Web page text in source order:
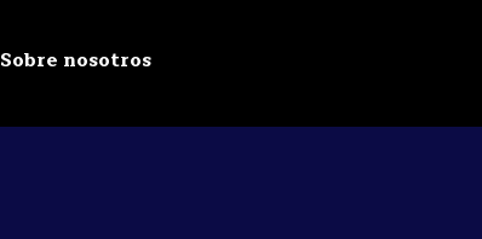
Sobre nosotros